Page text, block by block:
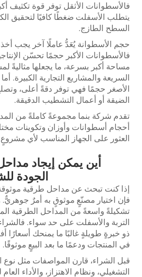
فالأسطوانات الأثقل توفر قوة تكثيف
يتطلب الأسفلت ضغطًا كافيًا لتحقيق
السطح الطازج.
حجم الأسطوانة يُعَدُّ عاملًا آخر يجب
فالأسطوانات الأكبر حجمًا تحسّن
مساحة أكبر بسرعة، ما يجعلها مثاليةً
السريعة والمشاريع التجارية الكبيرة.
الأصغر حجمًا فهي توفر دقةً أعلى،
الضيقة أو أعمال التشطيب الدقيقة.
تقدم شركة بنما مجموعةً كاملةً من
أحجام أسطوانات وأوزان وتكوينات
العثور على الجهاز المناسب لأي
أين يمكن إيجاد
الجودة
إذا كنت تبحث عن مداحل طرقية موثوقة
فإن اختيار مصنّعٍ موثوقٍ به أمرٌ جوهريٌّ.
تشكيلةً واسعةً من المداحل الطرقية
التربة والأسفلت على حد سواء.
ذو خبرةٍ طويلةٍ غالبًا ما يمنحك أسعارًا
في المنتجات ودعمًا ما بعد البيعٍ موثوقًا.
قبل الشراء، قارن المواصفات مثل نوع
التشغيلي، ونظام الاهتزاز، والأداء